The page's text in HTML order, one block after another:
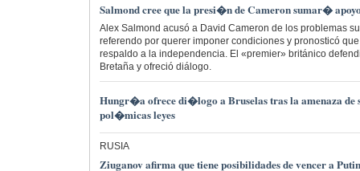
Salmond cree que la presi�n de Cameron sumar�
Alex Salmond acusó a David Cameron de los problemas
referendo por querer imponer condiciones y pronosticó
respaldo a la independencia. El «premier» británico
Bretaña y ofreció diálogo.
Hungr�a ofrece di�logo a Bruselas tras la amenaza de
pol�micas leyes
RUSIA
Ziuganov afirma que tiene posibilidades de vencer a Putin